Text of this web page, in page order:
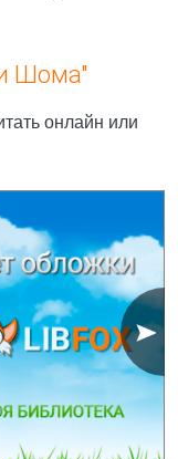
Шома"
онлайн или